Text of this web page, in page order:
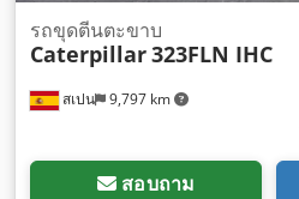
สเปน 9,797 km
รถขุดตีนตะขาบ
Caterpillar323FLN IHC
สอบถาม